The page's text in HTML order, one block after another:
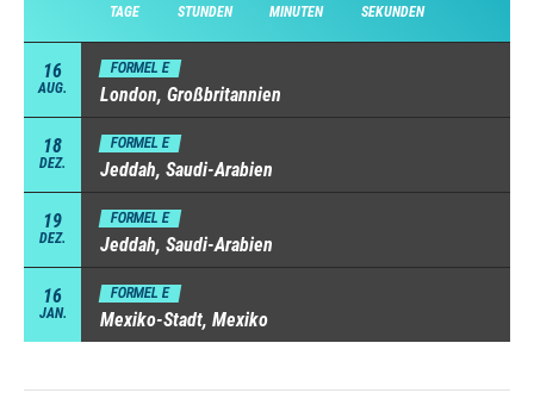
TAGE STUNDEN MINUTEN SEKUNDEN
16
AUG.
FORMEL E
London, Großbritannien
18
DEZ.
FORMEL E
Jeddah, Saudi-Arabien
19
DEZ.
FORMEL E
Jeddah, Saudi-Arabien
16
JAN.
FORMEL E
Mexiko-Stadt, Mexiko